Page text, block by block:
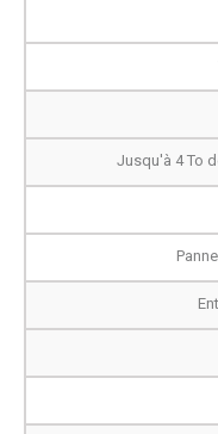
Jusqu'à 4 To